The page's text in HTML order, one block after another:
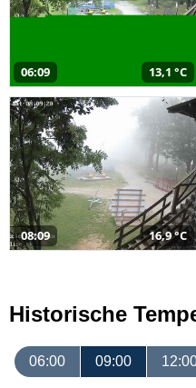
06:09 13,1 °C
08:09 16,9 °C
Historische
06:00 09:00